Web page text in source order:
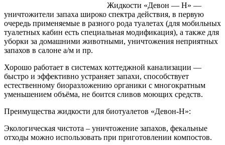
Жидкости «Девон — Н» —
уничтожители запаха широко спектра действия, в первую
очередь применяемые в разного рода туалетах (для мобильных
туалетных кабин есть специальная модификация), а также для
уборки за домашними животными, уничтожения неприятных
запахов в салоне а/м и пр.
Хорошо работает в системах коттеджной канализации —
быстро и эффективно устраняет запахи, способствует
естественному биоразложению органики с многократным
уменьшением объёма, не боится сливов моющих средств.
Преимущества жидкости для биотуалетов «Девон-Н»:
Экологическая чистота – уничтожение запахов, фекальные
отходы можно использовать при приготовлении компостов.